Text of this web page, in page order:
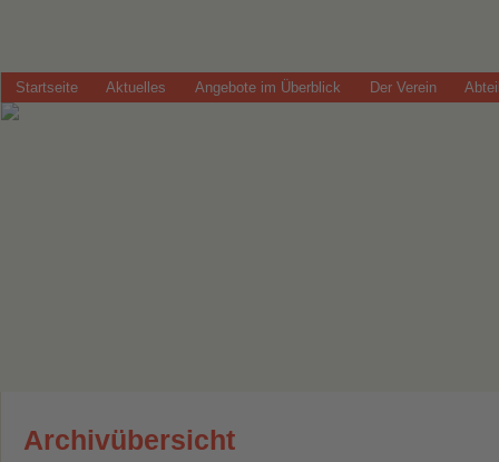
Startseite Aktuelles Angebote im Überblick Der Verein
Archivübersicht